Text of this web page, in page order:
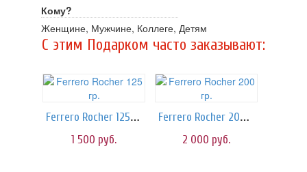
Кому?
Женщине, Мужчине, Коллеге, Детям
C этим Подарком часто заказывают:
Ferrero Rocher 125 гр.
1 500 руб.
Ferrero Rocher 200 гр.
2 000 руб.